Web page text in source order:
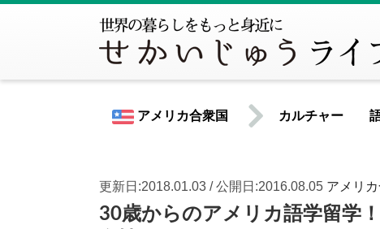
アメリカ合衆国
世界共通情報
カルチャー
更新日:2018.01.03 / 公開日:2016.08.05 アメリ
30歳からのアメリカ語学留学